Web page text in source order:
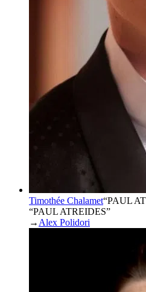
Timothée Chalamet“PAUL
“PAUL ATREIDES”
→ Alex Polidori